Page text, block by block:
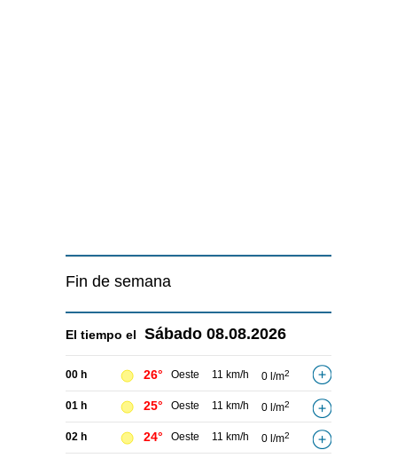
Fin de semana
El tiempo el Sábado 08.08.2026
00 h 26° Oeste 11 km/h 0 l/m2
01 h 25° Oeste 11 km/h 0 l/m2
02 h 24° Oeste 11 km/h 0 l/m2